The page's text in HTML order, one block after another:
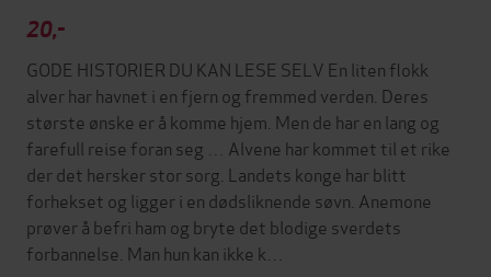
20,-
GODE HISTORIER DU KAN LESE SELV En liten flokk
alver har havnet i en fjern og fremmed verden. Deres
største ønske er å komme hjem. Men de har en lang og
farefull reise foran seg … Alvene har kommet til et rike
der det hersker stor sorg. Landets konge har blitt
forhekset og ligger i en dødsliknende søvn. Anemone
prøver å befri ham og bryte det blodige sverdets
forbannelse. Man hun kan ikke k…